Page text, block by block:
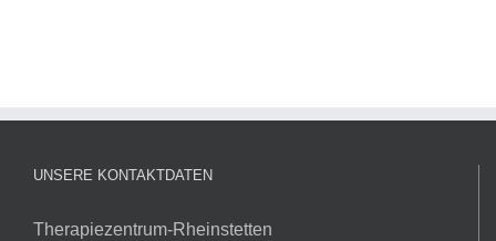
UNSERE KONTAKTDATEN
Therapiezentrum-Rheinstetten